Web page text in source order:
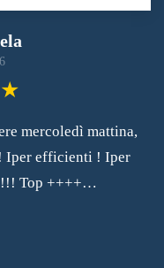
mercoledì mattina,
Iper efficienti ! Iper
!!! Top ++++…